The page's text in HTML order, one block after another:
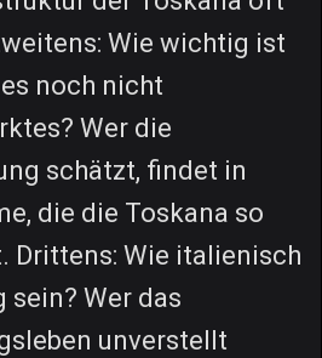
Wie wichtig ist
noch nicht
Wer die
schätzt, findet in
die die Toskana so
Drittens: Wie italienisch
sein? Wer das
unverstellt